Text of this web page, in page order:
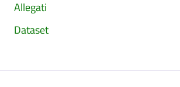
Allegati
Dataset